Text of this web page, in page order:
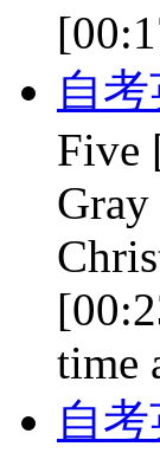
自
Five
time
自